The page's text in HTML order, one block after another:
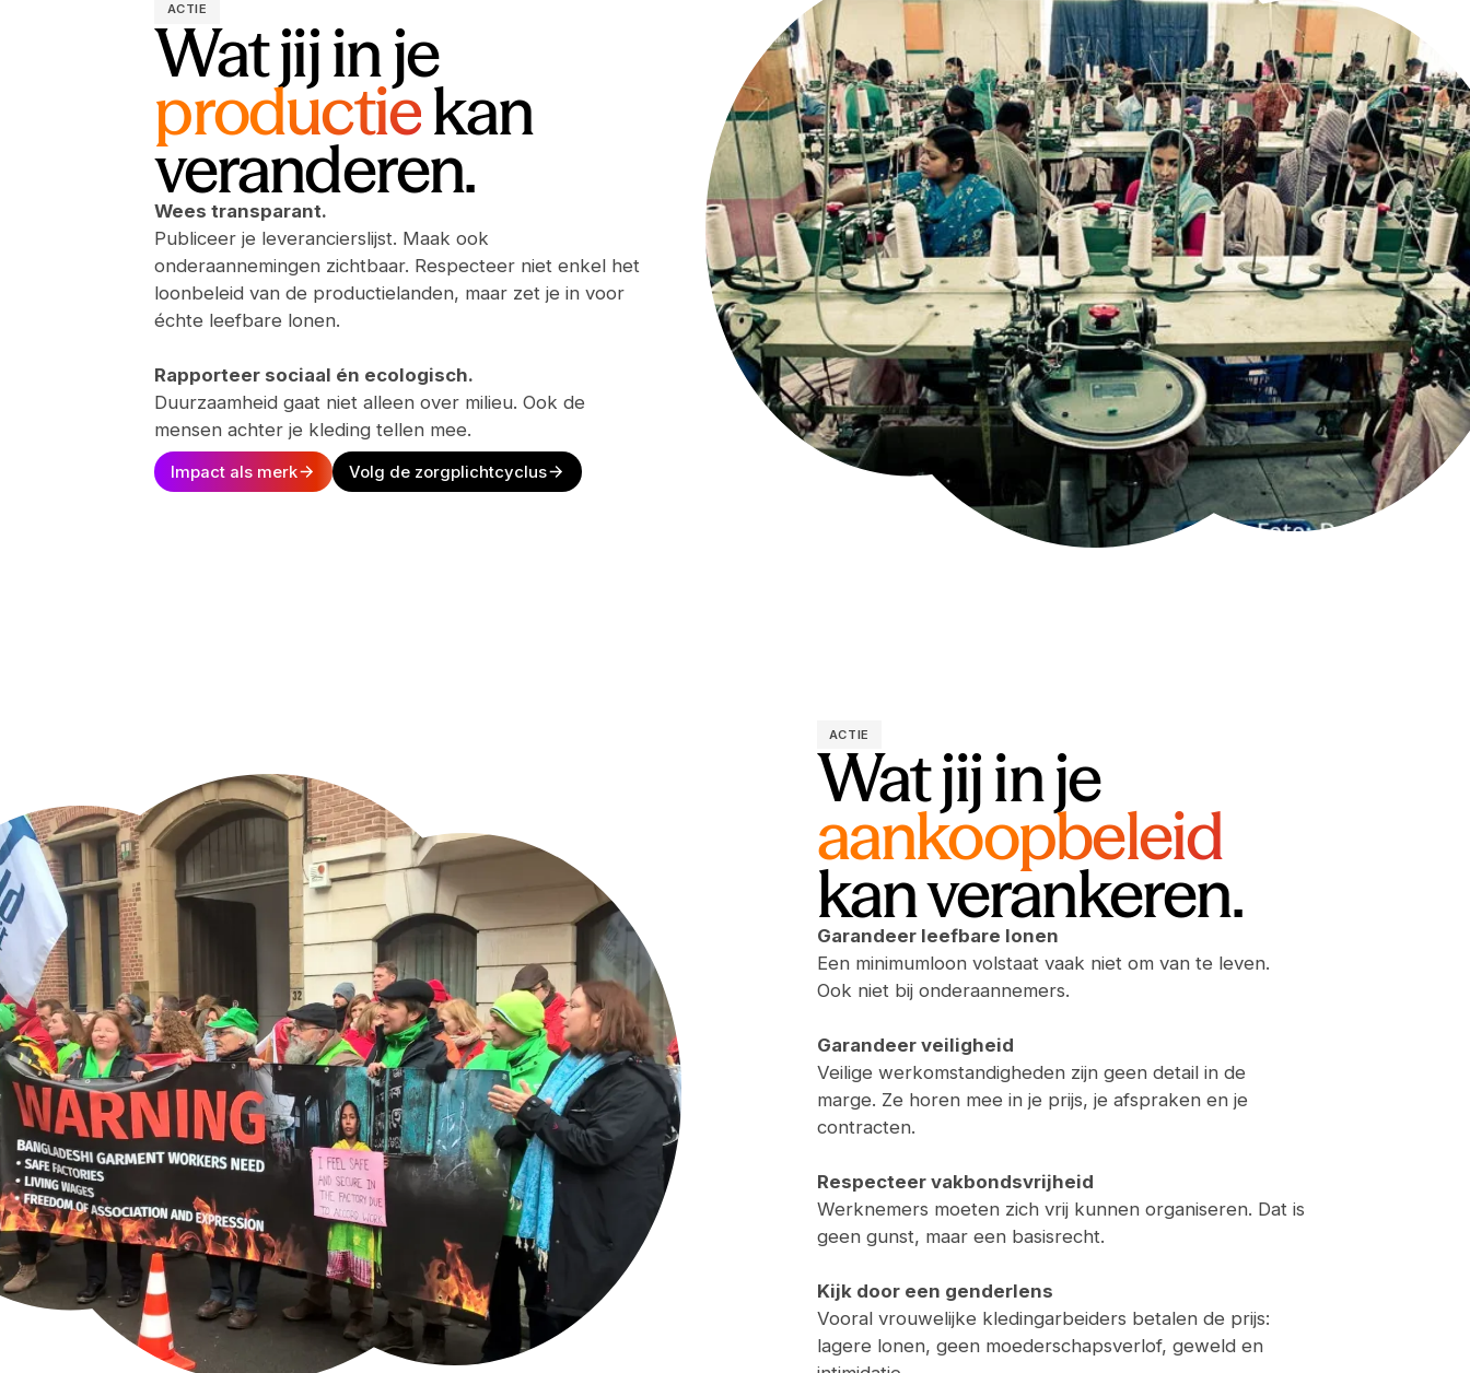
ACTIE
Wat jij in je
productiekan
veranderen.
Wees transparant.
Publiceer je leverancierslijst. Maak ook
onderaannemingen zichtbaar. Respecteer niet enkel het
loonbeleid van de productielanden, maar zet je in voor
échte leefbare lonen.
Rapporteer sociaal én ecologisch.
Duurzaamheid gaat niet alleen over milieu. Ook de
mensen achter je kleding tellen mee.
Impact als merk Volg de zorgplichtcyclus
ACTIE
Wat jij in je
aankoopbeleid
kan verankeren.
Garandeer leefbare lonen
Een minimumloon volstaat vaak niet om van te leven.
Ook niet bij onderaannemers.
Garandeer veiligheid
Veilige werkomstandigheden zijn geen detail in de
marge. Ze horen mee in je prijs, je afspraken en je
contracten.
Respecteer vakbondsvrijheid
Werknemers moeten zich vrij kunnen organiseren. Dat is
geen gunst, maar een basisrecht.
Kijk door een genderlens
Vooral vrouwelijke kledingarbeiders betalen de prijs:
lagere lonen, geen moederschapsverlof, geweld en